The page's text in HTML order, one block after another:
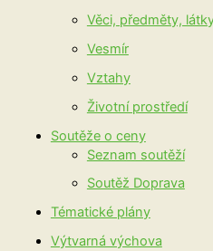
Věci, předměty,
Vesmír
Vztahy
Životní prostředí
Soutěže o ceny
Seznam soutěží
Soutěž Doprava
Tématické plány
Výtvarná výchova